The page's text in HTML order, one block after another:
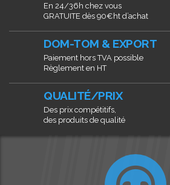
En 24/36h chez vous
GRATUITE dès 90€ht d’achat
DOM-TOM & EXPORT
Paiement hors TVA possible
Règlement en HT
QUALITÉ/PRIX
Des prix compétitifs,
des produits de qualité